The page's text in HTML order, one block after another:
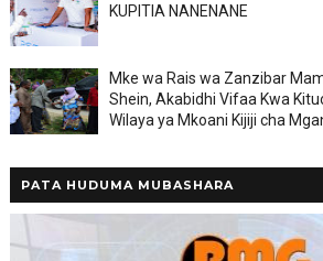
KUPITIA NANENANE
Mke wa Rais wa Zanzibar
Shein, Akabidhi Vifaa Kwa
Wilaya ya Mkoani Kijiji cha
PATA HUDUMA MUBASHARA